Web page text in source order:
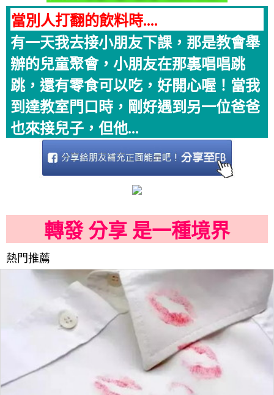
當別人打翻的飲料時....
有一天我去接小朋友下課，那是教會舉
辦的兒童聚會，小朋友在那裏唱唱跳
跳，還有零食可以吃，好開心喔！當我
到達教室門口時，剛好遇到另一位爸爸
也來接兒子，但他...
轉發 分享 是一種境界
熱門推薦